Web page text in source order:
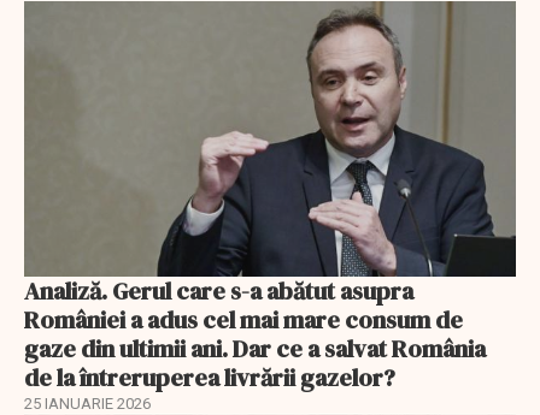
Analiză. Gerul care s-a abătut asupra
României a adus cel mai mare consum de
gaze din ultimii ani. Dar ce a salvat România
de la întreruperea livrării gazelor?
25 IANUARIE 2026